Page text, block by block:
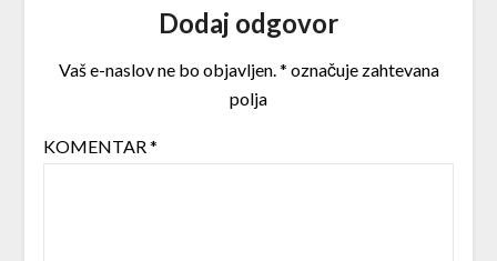
Dodaj odgovor
Vaš e-naslov ne bo objavljen.* označuje zahtevana
polja
KOMENTAR*